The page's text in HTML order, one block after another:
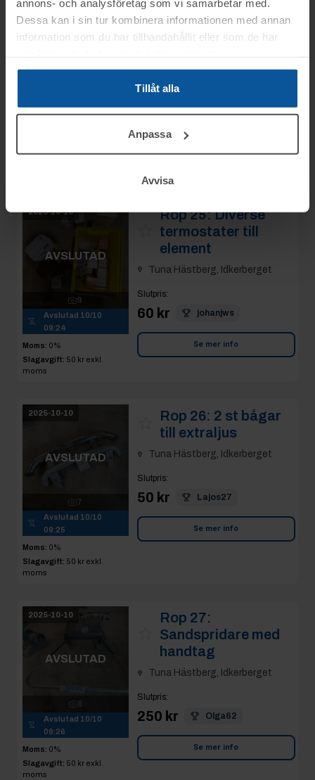
annons- och analysföretag som vi samarbetar med.
Dessa kan i sin tur kombinera informationen med annan
information som du har tillhandahållit eller som de har
Tillåt alla
Anpassa
Avvisa
2025-10-10
Avslutad10/10
Rop 24:
Vriddon
Siemens
100 kr
2025-10-10
AVSLUTAD
9
Avslutad 10/10
09:24
Moms: 0%
Slagavgift: 50 kr exkl.
moms
Rop 25:Diverse
termostater till
element
Tuna Hästberg, Idkerberget
Slutpris:
60 kr johanjws
Se mer info
2025-10-10
AVSLUTAD
7
Avslutad 10/10
09:25
Moms: 0%
Slagavgift: 50 kr exkl.
moms
Rop 26: 2 st bågar
till extraljus
Tuna Hästberg, Idkerberget
Slutpris:
50 kr Lajos27
Se mer info
2025-10-10
AVSLUTAD
Avslutad 10/10
09:26
Moms: 0%
Slagavgift: 50 kr exkl.
moms
Rop 27:
Sandspridare med
handtag
Tuna Hästberg, Idkerberget
Slutpris:
250 kr Olga62
Se mer info